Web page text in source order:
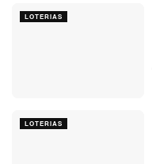
LOTERIAS
LOTERIAS